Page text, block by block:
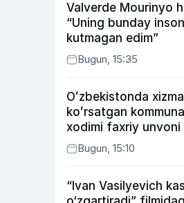
Valverde Mourinyo
“Uning bunday
kutmagan edim”
Bugun, 15:35
Oʻzbekistonda
koʻrsatgan
xodimi faxriy unvoni
etilishi mumkin
Bugun, 15:10
“Ivan Vasilyevich